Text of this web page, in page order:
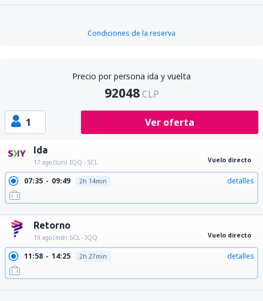
Condiciones de la reserva
Precio por persona ida y vuelta
92048 CLP
1 Ver oferta
Ida
17 ago (lun) IQQ - SCL Vuelo directo
07:35 09:49 2h 14min detalles
Retorno
19 ago (mié) SCL - IQQ Vuelo directo
11:58 14:25 2h 27min detalles